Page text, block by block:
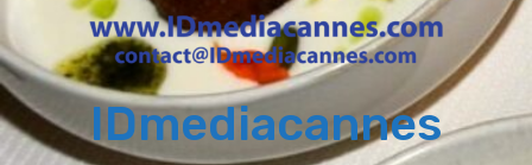
IDmediacannes